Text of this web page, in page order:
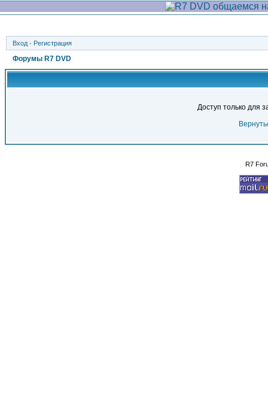
Вход · Регистрация
Форумы R7 DVD
Доступ только для
R7